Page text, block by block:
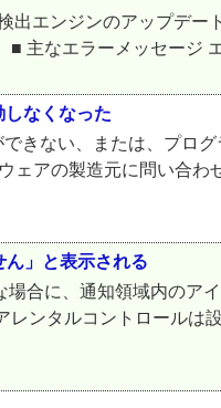
エンジンのアップデ
主なエラーメッセージ
なくなった
きない、または、プロ
アの製造元に問い合わ
」と表示される
合に、通知領域内のア
ンタルコントロールは